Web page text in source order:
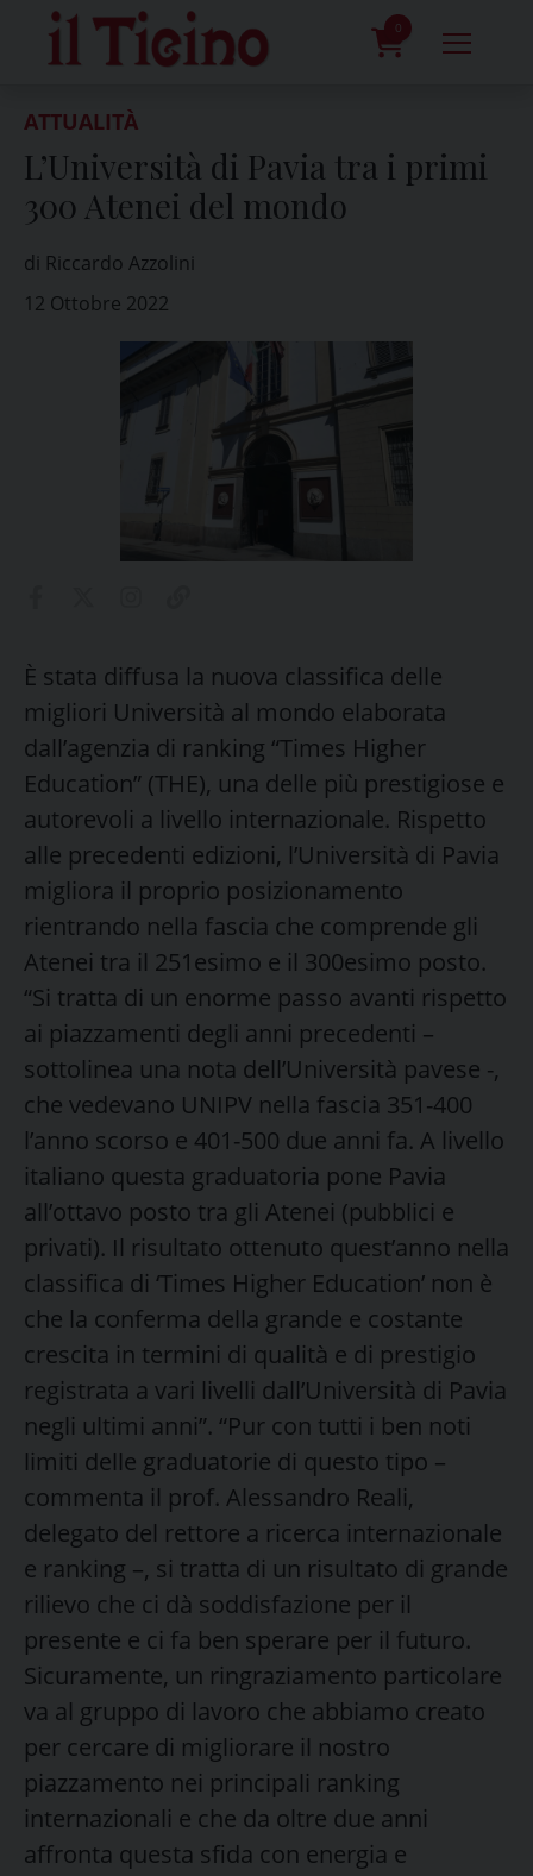
content
0
ATTUALITÀ
L’Università di Pavia tra i primi
300 Atenei del mondo
di Riccardo Azzolini
12 Ottobre 2022
È stata diffusa la nuova classifica delle
migliori Università al mondo elaborata
dall’agenzia di ranking “Times Higher
Education” (THE), una delle più prestigiose e
autorevoli a livello internazionale. Rispetto
alle precedenti edizioni, l’Università di Pavia
migliora il proprio posizionamento
rientrando nella fascia che comprende gli
Atenei tra il 251esimo e il 300esimo posto.
“Si tratta di un enorme passo avanti rispetto
ai piazzamenti degli anni precedenti –
sottolinea una nota dell’Università pavese -,
che vedevano UNIPV nella fascia 351-400
l’anno scorso e 401-500 due anni fa. A livello
italiano questa graduatoria pone Pavia
all’ottavo posto tra gli Atenei (pubblici e
privati). Il risultato ottenuto quest’anno nella
classifica di ‘Times Higher Education’ non è
che la conferma della grande e costante
crescita in termini di qualità e di prestigio
registrata a vari livelli dall’Università di Pavia
negli ultimi anni”. “Pur con tutti i ben noti
limiti delle graduatorie di questo tipo –
commenta il prof. Alessandro Reali,
delegato del rettore a ricerca internazionale
e ranking –, si tratta di un risultato di grande
rilievo che ci dà soddisfazione per il
presente e ci fa ben sperare per il futuro.
Sicuramente, un ringraziamento particolare
va al gruppo di lavoro che abbiamo creato
per cercare di migliorare il nostro
piazzamento nei principali ranking
internazionali e che da oltre due anni
affronta questa sfida con energia e